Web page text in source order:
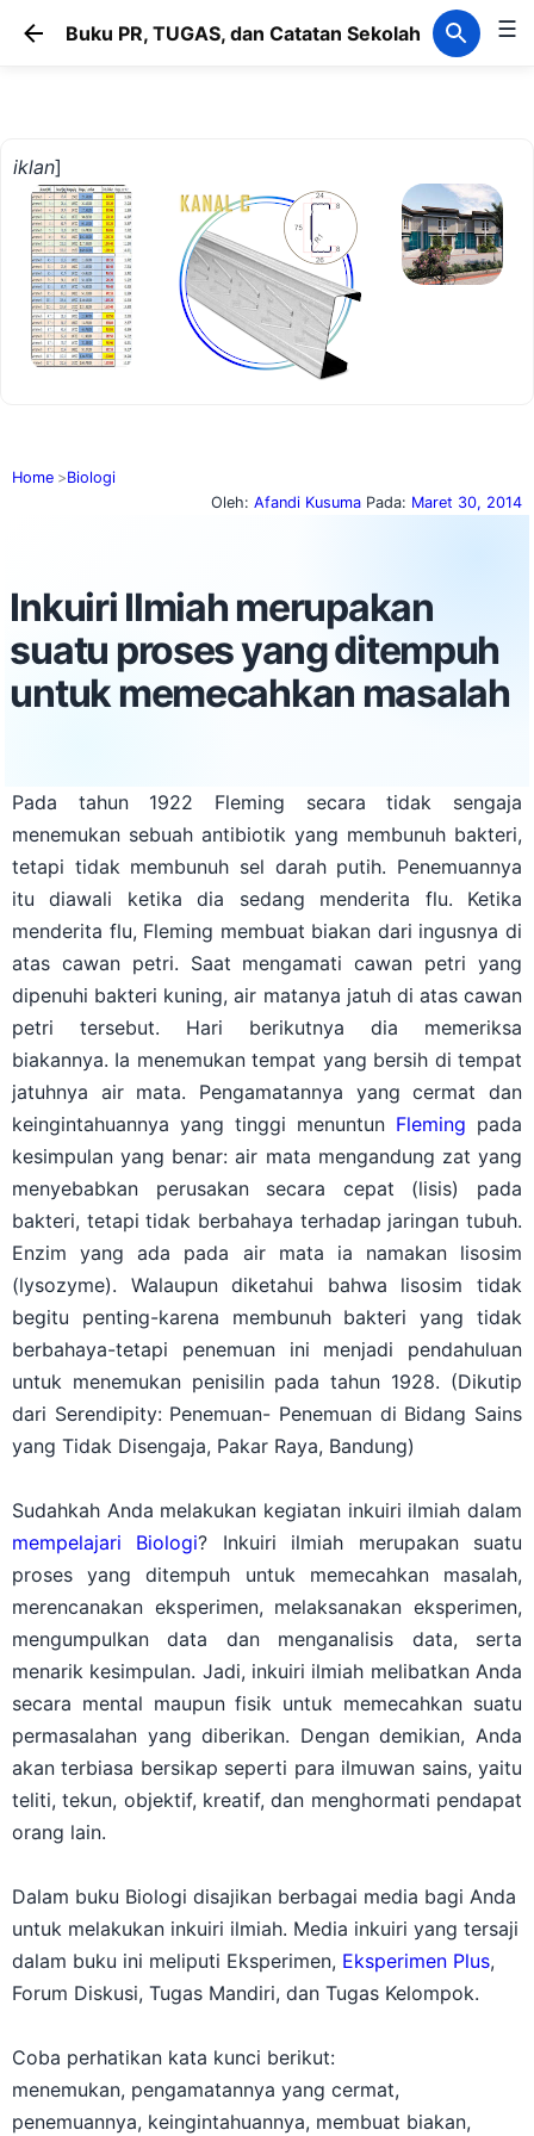
Langsung ke konten utama
Buku PR, TUGAS, dan Catatan Sekolah ☰
iklan]
Inkuiri Ilmiah merupakan
suatu proses yang ditempuh
untuk memecahkan masalah
Pada tahun 1922 Fleming secara tidak sengaja
menemukan sebuah antibiotik yang membunuh bakteri,
tetapi tidak membunuh sel darah putih. Penemuannya
itu diawali ketika dia sedang menderita flu. Ketika
menderita flu, Fleming membuat biakan dari ingusnya di
atas cawan petri. Saat mengamati cawan petri yang
dipenuhi bakteri kuning, air matanya jatuh di atas cawan
petri tersebut. Hari berikutnya dia memeriksa
biakannya. Ia menemukan tempat yang bersih di tempat
jatuhnya air mata. Pengamatannya yang cermat dan
keingintahuannya yang tinggi menuntunFleming
pada
kesimpulan yang benar: air mata mengandung zat yang
menyebabkan perusakan secara cepat (lisis) pada
bakteri, tetapi tidak berbahaya terhadap jaringan tubuh.
Enzim yang ada pada air mata ia namakan lisosim
(lysozyme). Walaupun diketahui bahwa lisosim tidak
begitu penting-karena membunuh bakteri yang tidak
berbahaya-tetapi penemuan ini menjadi pendahuluan
untuk menemukan penisilin pada tahun 1928. (Dikutip
dari Serendipity: Penemuan- Penemuan di Bidang Sains
yang Tidak Disengaja, Pakar Raya, Bandung)
Sudahkah Anda melakukan kegiatan inkuiri ilmiah dalam
mempelajari Biologi? Inkuiri ilmiah merupakan suatu
proses yang ditempuh untuk memecahkan masalah,
merencanakan eksperimen, melaksanakan eksperimen,
mengumpulkan data dan menganalisis data, serta
menarik kesimpulan. Jadi, inkuiri ilmiah melibatkan Anda
secara mental maupun fisik untuk memecahkan suatu
permasalahan yang diberikan. Dengan demikian, Anda
akan terbiasa bersikap seperti para ilmuwan sains, yaitu
teliti, tekun, objektif, kreatif, dan menghormati pendapat
orang lain.
Dalam buku Biologi disajikan berbagai media bagi Anda
untuk melakukan inkuiri ilmiah. Media inkuiri yang tersaji
dalam buku ini meliputi Eksperimen, Eksperimen Plus
Forum Diskusi, Tugas Mandiri, dan Tugas Kelompok.
Coba perhatikan kata kunci berikut:
menemukan, pengamatannya yang cermat,
penemuannya, keingintahuannya, membuat biakan,